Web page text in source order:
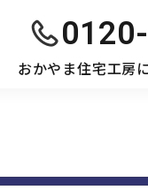
おかやま住宅工房